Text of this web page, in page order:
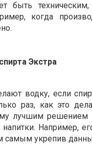
быть
когда
Экстра
водку, если
раз, как это
лучшим решением
напитки. Например,
самым укрепив